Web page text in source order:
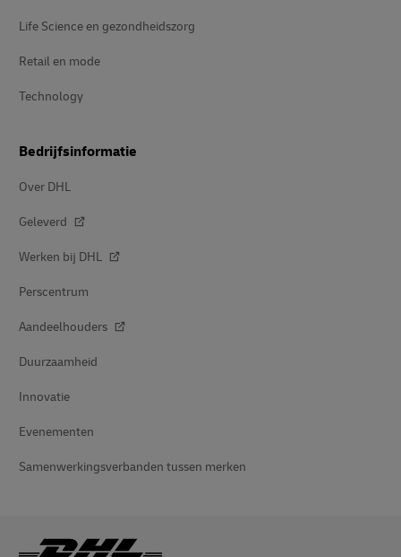
Life Science en gezondheidszorg
Retail en mode
Technology
Bedrijfsinformatie
Over DHL
Geleverd
Werken bij DHL
Perscentrum
Aandeelhouders
Duurzaamheid
Innovatie
Evenementen
Samenwerkingsverbanden tussen merken